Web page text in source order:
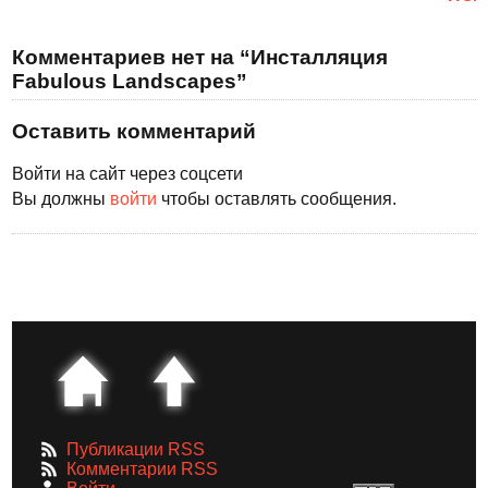
Комментариев нет на “Инсталляция
Fabulous Landscapes”
Оставить комментарий
Войти на сайт через соцсети
Вы должны войти чтобы оставлять сообщения.
Публикации RSS
Комментарии RSS